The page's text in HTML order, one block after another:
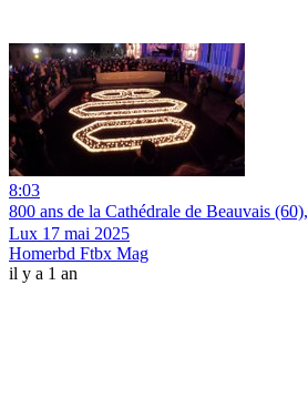
8:03
800 ans de la Cathédrale de Beauvais
Lux 17 mai 2025
Homerbd Ftbx Mag
il y a 1 an